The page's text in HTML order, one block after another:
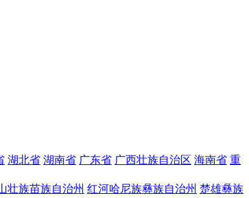
湖北省 湖南省 广东省 广西壮族自治区 海南省 重
壮族苗族自治州 红河哈尼族彝族自治州 楚雄彝族